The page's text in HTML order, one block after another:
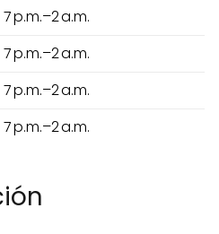
7 p.m.–2 a.m.
7 p.m.–2 a.m.
7 p.m.–2 a.m.
7 p.m.–2 a.m.